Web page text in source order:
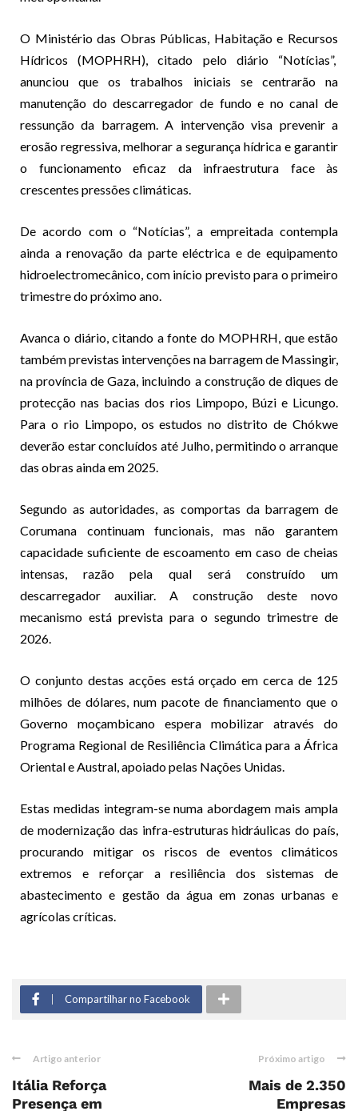
O Ministério das Obras Públicas, Habitação e Recursos
Hídricos (MOPHRH), citado pelo diário “Notícias”,
anunciou que os trabalhos iniciais se centrarão na
manutenção do descarregador de fundo e no canal de
ressunção da barragem. A intervenção visa prevenir a
erosão regressiva, melhorar a segurança hídrica e garantir
o funcionamento eficaz da infraestrutura face às
crescentes pressões climáticas.
De acordo com o “Notícias”, a empreitada contempla
ainda a renovação da parte eléctrica e de equipamento
hidroelectromecânico, com início previsto para o primeiro
trimestre do próximo ano.
Avanca o diário, citando a fonte do MOPHRH, que estão
também previstas intervenções na barragem de Massingir,
na província de Gaza, incluindo a construção de diques de
protecção nas bacias dos rios Limpopo, Búzi e Licungo.
Para o rio Limpopo, os estudos no distrito de Chókwe
deverão estar concluídos até Julho, permitindo o arranque
das obras ainda em 2025.
Segundo as autoridades, as comportas da barragem de
Corumana continuam funcionais, mas não garantem
capacidade suficiente de escoamento em caso de cheias
intensas, razão pela qual será construído um
descarregador auxiliar. A construção deste novo
mecanismo está prevista para o segundo trimestre de
2026.
O conjunto destas acções está orçado em cerca de 125
milhões de dólares, num pacote de financiamento que o
Governo moçambicano espera mobilizar através do
Programa Regional de Resiliência Climática para a África
Oriental e Austral, apoiado pelas Nações Unidas.
Estas medidas integram-se numa abordagem mais ampla
de modernização das infra-estruturas hidráulicas do país,
procurando mitigar os riscos de eventos climáticos
extremos e reforçar a resiliência dos sistemas de
abastecimento e gestão da água em zonas urbanas e
agrícolas críticas.
Compartilhar no Facebook
Artigo anterior
Itália Reforça
Presença em
Próximo artigo
Mais de 2.350
Empresas